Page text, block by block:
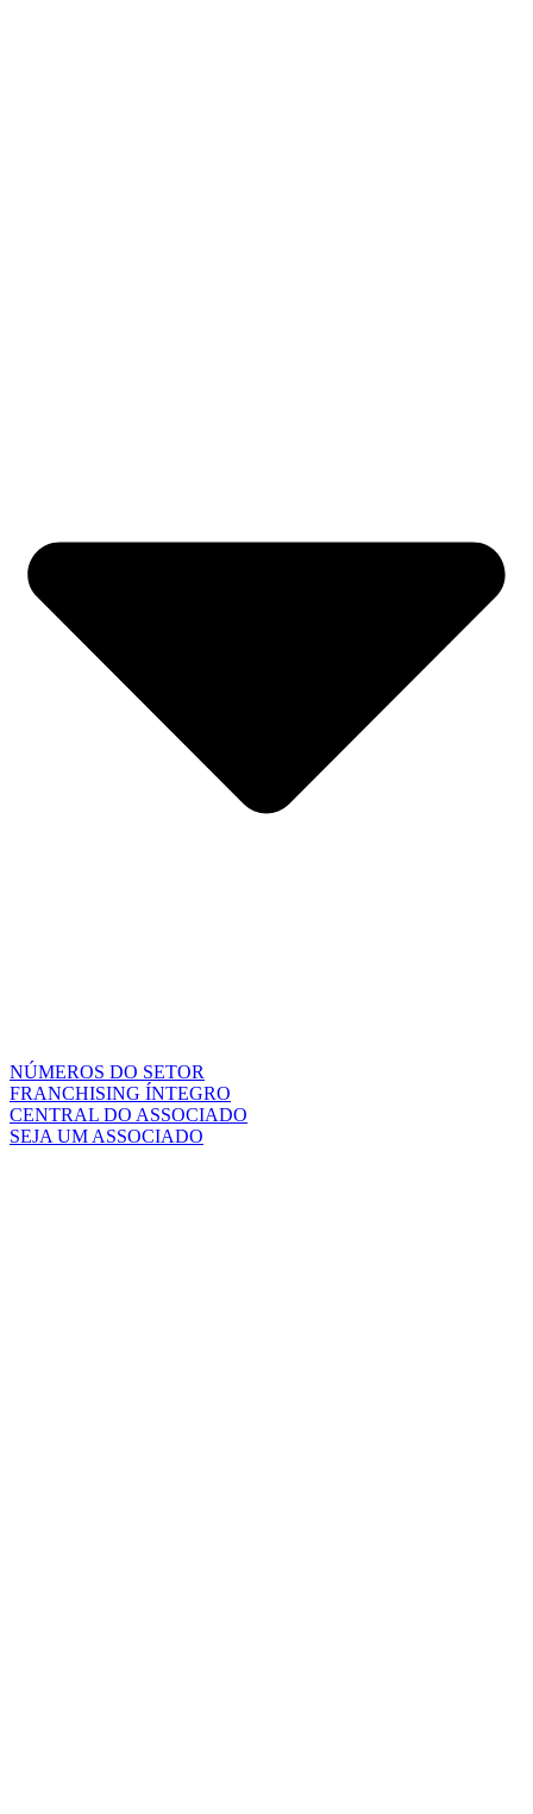
NÚMEROS DO SETOR
FRANCHISING ÍNTEGRO
CENTRAL DO ASSOCIADO
SEJA UM ASSOCIADO